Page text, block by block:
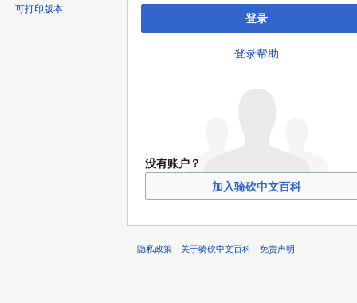
登录
登录帮助
没有账户？
加入骑砍中文百科
可打印版本
隐私政策 关于骑砍中文百科 免责声明